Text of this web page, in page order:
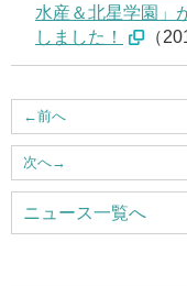
水産＆北星学園」
しました！
（
←前へ
次へ→
ニュース一覧へ